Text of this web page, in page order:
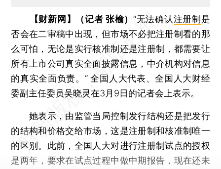
【财新网】（记者 张榆）“无法确认注册制 是
否会在二审稿中出现，但市场不必把注册制看的那
么可怕，无论是实行核准制还是注册制，都需要让
所有上市公司真实全面披露信息，中介机构对信息
的真实全面负责。” 全国人大代表、全国人大财经
委副主任委员吴晓灵在3月9日的记者会上表示。
她表示，由监管当局控制发行结构还是把发行
的结构和价格交给市场，这是注册制和核准制唯一
的区别。此前，全国人大对进行注册制试点的授权
是两年，要求在试点过程中做中期报告，现在还未